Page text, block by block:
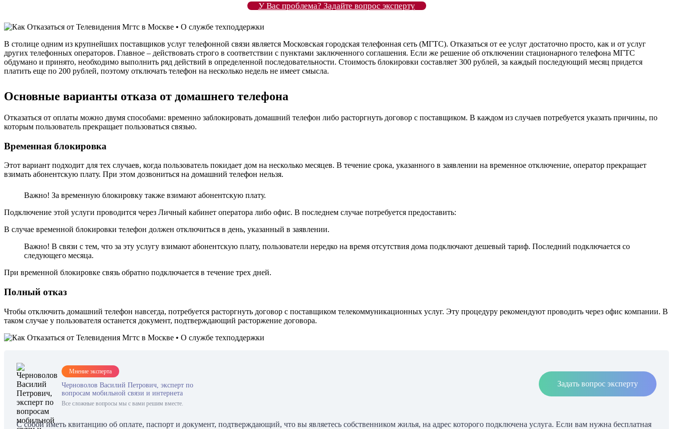
У Вас проблема? Задайте вопрос эксперту
В столице одним из крупнейших поставщиков услуг телефонной связи является Московская городская телефонная сеть (МГТС). Отказаться от ее услуг достаточно просто, как и от услуг
других телефонных операторов. Главное – действовать строго в соответствии с пунктами заключенного соглашения. Если же решение об отключении стационарного телефона МГТС
обдумано и принято, необходимо выполнить ряд действий в определенной последовательности. Стоимость блокировки составляет 300 рублей, за каждый последующий месяц придется
платить еще по 200 рублей, поэтому отключать телефон на несколько недель не имеет смысла.
Основные варианты отказа от домашнего телефона
Отказаться от оплаты можно двумя способами: временно заблокировать домашний телефон либо расторгнуть договор с поставщиком. В каждом из случаев потребуется указать причины, по
которым пользователь прекращает пользоваться связью.
Временная блокировка
Этот вариант подходит для тех случаев, когда пользователь покидает дом на несколько месяцев. В течение срока, указанного в заявлении на временное отключение, оператор прекращает
взимать абонентскую плату. При этом дозвониться на домашний телефон нельзя.
Важно! За временную блокировку также взимают абонентскую плату.
Подключение этой услуги проводится через Личный кабинет оператора либо офис. В последнем случае потребуется предоставить:
В случае временной блокировки телефон должен отключиться в день, указанный в заявлении.
Важно! В связи с тем, что за эту услугу взимают абонентскую плату, пользователи нередко на время отсутствия дома подключают дешевый тариф. Последний подключается со
следующего месяца.
При временной блокировке связь обратно подключается в течение трех дней.
Полный отказ
Чтобы отключить домашний телефон навсегда, потребуется расторгнуть договор с поставщиком телекоммуникационных услуг. Эту процедуру рекомендуют проводить через офис компании. В
таком случае у пользователя останется документ, подтверждающий расторжение договора.
Мнение эксперта
Черноволов Василий Петрович, эксперт по
вопросам мобильной связи и интернета
Все сложные вопросы мы с вами решим вместе.
Задать вопрос эксперту
С собой иметь квитанцию об оплате, паспорт и документ, подтверждающий, что вы являетесь собственником жилья, на адрес которого подключена услуга. Если вам нужна бесплатная